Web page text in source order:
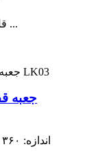
قابلیت نگهداری انواع کلید، کارت و ...
جعبه